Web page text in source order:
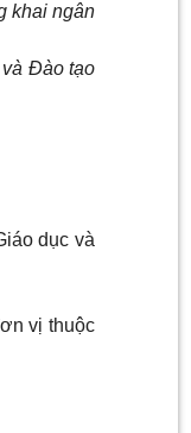
khai ngân
Đào tạo
dục và
vị thuộc